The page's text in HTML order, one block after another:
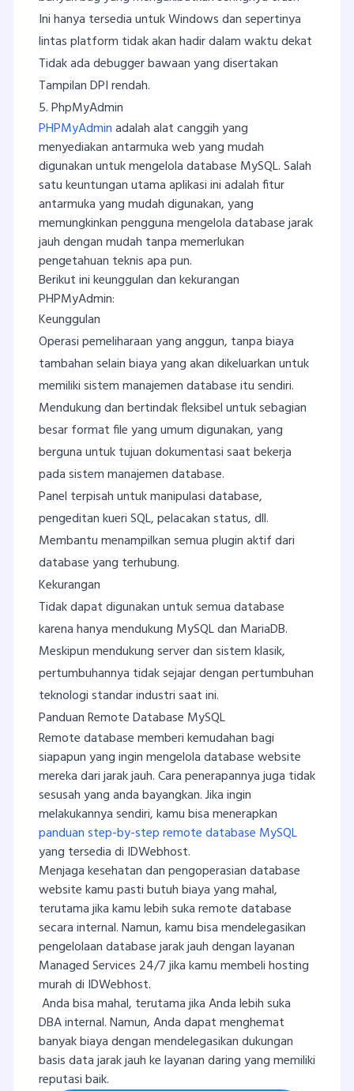
Ini hanya tersedia untuk Windows dan sepertinya
lintas platform tidak akan hadir dalam waktu dekat
Tidak ada debugger bawaan yang disertakan
Tampilan DPI rendah.
5. PhpMyAdmin
PHPMyAdminadalah alat canggih yang
menyediakan antarmuka web yang mudah
digunakan untuk mengelola database MySQL. Salah
satu keuntungan utama aplikasi ini adalah fitur
antarmuka yang mudah digunakan, yang
memungkinkan pengguna mengelola database jarak
jauh dengan mudah tanpa memerlukan
pengetahuan teknis apa pun.
Berikut ini keunggulan dan kekurangan
PHPMyAdmin:
Keunggulan
Operasi pemeliharaan yang anggun, tanpa biaya
tambahan selain biaya yang akan dikeluarkan untuk
memiliki sistem manajemen database itu sendiri.
Mendukung dan bertindak fleksibel untuk sebagian
besar format file yang umum digunakan, yang
berguna untuk tujuan dokumentasi saat bekerja
pada sistem manajemen database.
Panel terpisah untuk manipulasi database,
pengeditan kueri SQL, pelacakan status, dll.
Membantu menampilkan semua plugin aktif dari
database yang terhubung.
Kekurangan
Tidak dapat digunakan untuk semua database
karena hanya mendukung MySQL dan MariaDB.
Meskipun mendukung server dan sistem klasik,
pertumbuhannya tidak sejajar dengan pertumbuhan
teknologi standar industri saat ini.
Panduan Remote Database MySQL
Remote database memberi kemudahan bagi
siapapun yang ingin mengelola database website
mereka dari jarak jauh. Cara penerapannya juga tidak
sesusah yang anda bayangkan. Jika ingin
melakukannya sendiri, kamu bisa menerapkan
panduan step-by-step remote database MySQL
yang tersedia di IDWebhost.
Menjaga kesehatan dan pengoperasian database
website kamu pasti butuh biaya yang mahal,
terutama jika kamu lebih suka remote database
secara internal. Namun, kamu bisa mendelegasikan
pengelolaan database jarak jauh dengan layanan
Managed Services 24/7 jika kamu membeli hosting
murah di IDWebhost.
Anda bisa mahal, terutama jika Anda lebih suka
DBA internal. Namun, Anda dapat menghemat
banyak biaya dengan mendelegasikan dukungan
basis data jarak jauh ke layanan daring yang memiliki
reputasi baik.